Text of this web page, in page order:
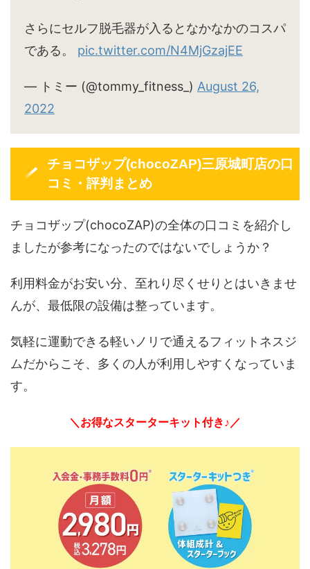
さらにセルフ脱毛器が入るとなかなかのコスパ
である。 pic.twitter.com/N4MjGzajEE
— トミー (@tommy_fitness_) August 26,
2022
チョコザップ(chocoZAP)三原城町店の口
コミ・評判まとめ
チョコザップ(chocoZAP)の全体の口コミを紹介し
ましたが参考になったのではないでしょうか？
利用料金がお安い分、至れり尽くせりとはいきませ
んが、最低限の設備は整っています。
気軽に運動できる軽いノリで通えるフィットネスジ
ムだからこそ、多くの人が利用しやすくなっていま
す。
＼お得なスターターキット付き♪／